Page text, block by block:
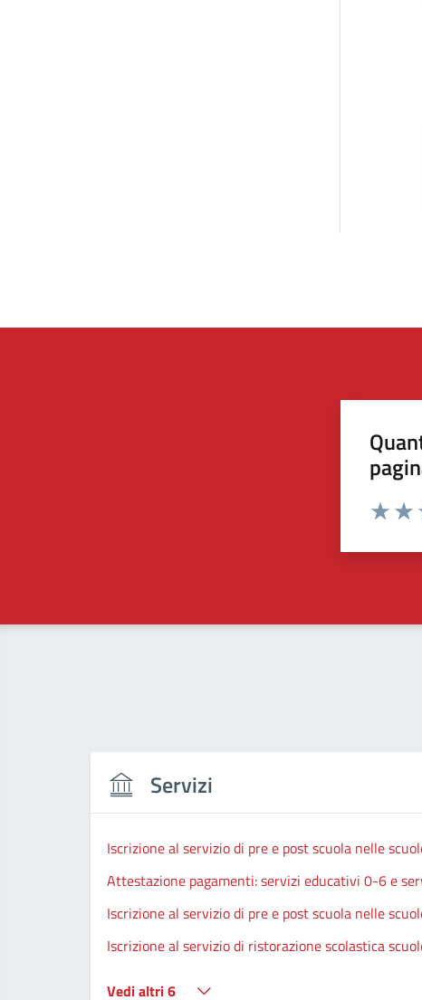
Servizi
Iscrizione al servizio di pre e post scuola nelle
Attestazione pagamenti: servizi educativi 0-6 e
Iscrizione al servizio di pre e post scuola nelle
Iscrizione al servizio di ristorazione scolastica
Vedi altri 6